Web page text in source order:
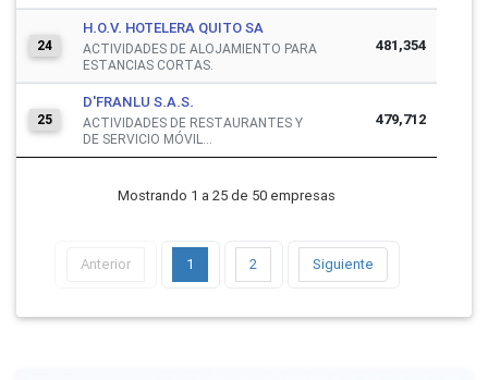
24
H.O.V. HOTELERA QUITO SA
ACTIVIDADES DE ALOJAMIENTO PARA
ESTANCIAS CORTAS.
481,354
25
D'FRANLU S.A.S.
ACTIVIDADES DE RESTAURANTES Y
DE SERVICIO MÓVIL...
479,712
Mostrando 1 a 25 de 50 empresas
Anterior 1 2 Siguiente